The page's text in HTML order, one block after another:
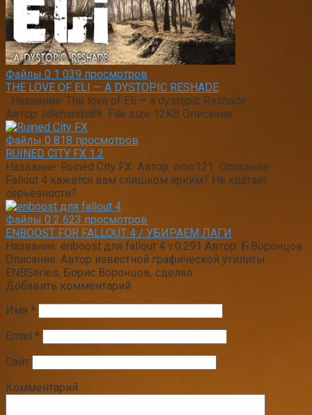
Файлы 0 1 039 просмотров
THE LOVE OF ELI — A DYSTOPIC RESHADE
Название: The love of Eli — a dystopic Reshade
Автор: Idlehands88 File size 12KB Описание:
Файлы 0 818 просмотров
RUINED CITY FX 1.2
Название: Ruined City FX Автор: omo121 Описание:
Fallout 4 кажется вам слишком ярким? Не хватает
серьезности?
Файлы 0 2 623 просмотров
ENBOOST FOR FALLOUT 4 / УБИРАЕМ ЛАГИ
Название: enboost для fallout 4 v.0.291 Автор: Б.Воронцов
Описание: Автор известной графической утилиты
ENBSeries, Борис Воронцов, сделал
Добавить комментарий
Имя *
Email *
Сайт
Комментарий